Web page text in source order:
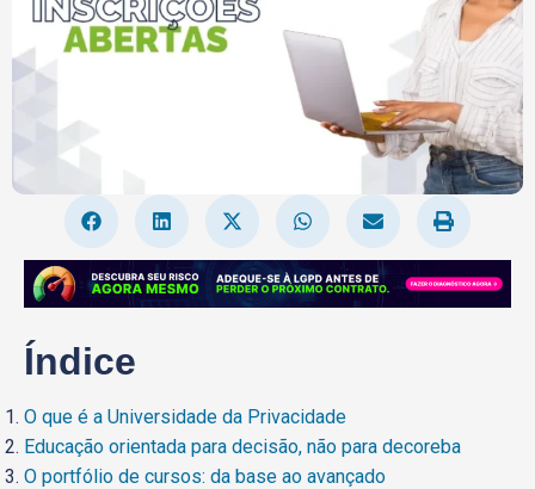
Índice
O que é a Universidade da Privacidade
Educação orientada para decisão, não para decoreba
O portfólio de cursos: da base ao avançado